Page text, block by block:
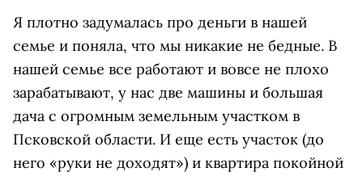
Я плотно задумалась про деньги в нашей
семье и поняла, что мы никакие не бедные. В
нашей семье все работают и вовсе не плохо
зарабатывают, у нас две машины и большая
дача с огромным земельным участком в
Псковской области. И еще есть участок (до
него «руки не доходят») и квартира покойной